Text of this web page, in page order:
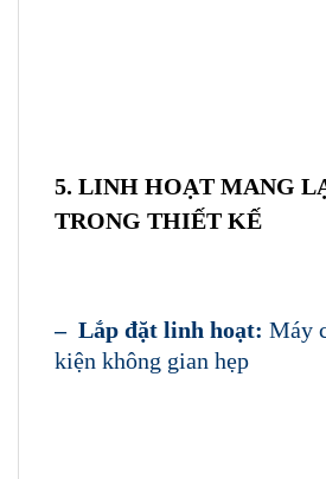
5. LINH HOẠT MANG
TRONG THIẾT KẾ
– Lắp đặt linh hoạt: Máy
kiện không gian hẹp